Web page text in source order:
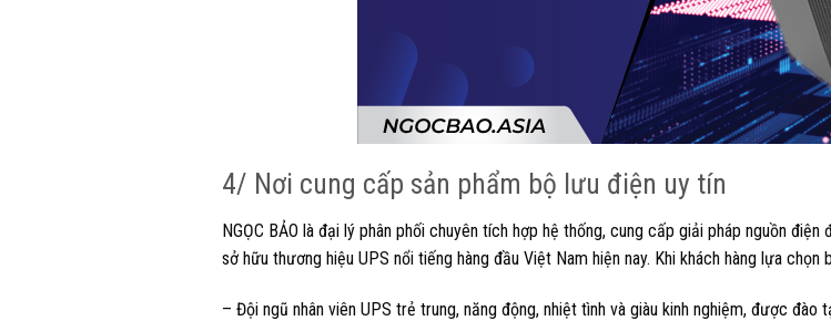
4/ Nơi cung cấp sản phẩm bộ lưu điện uy tín
NGỌC BẢO là đại lý phân phối chuyên tích hợp hệ thống, cung cấp giải pháp nguồn
sở hữu thương hiệu UPS nổi tiếng hàng đầu Việt Nam hiện nay. Khi khách hàng lựa
– Đội ngũ nhân viên UPS trẻ trung, năng động, nhiệt tình và giàu kinh nghiệm, được đào